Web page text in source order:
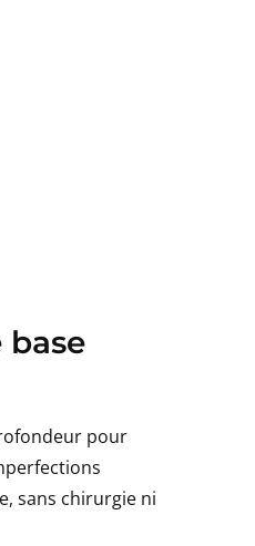
base
pour
sans chirurgie ni